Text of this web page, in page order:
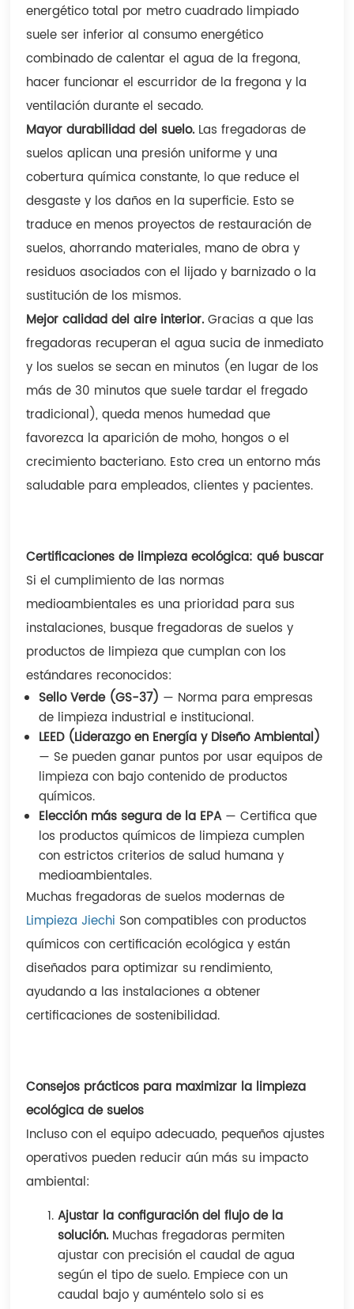
energético total por metro cuadrado limpiado
suele ser inferior al consumo energético
combinado de calentar el agua de la fregona,
hacer funcionar el escurridor de la fregona y la
ventilación durante el secado.
Mayor durabilidad del suelo.Las fregadoras de
suelos aplican una presión uniforme y una
cobertura química constante, lo que reduce el
desgaste y los daños en la superficie. Esto se
traduce en menos proyectos de restauración de
suelos, ahorrando materiales, mano de obra y
residuos asociados con el lijado y barnizado o la
sustitución de los mismos.
Mejor calidad del aire interior.Gracias a que las
fregadoras recuperan el agua sucia de inmediato
y los suelos se secan en minutos (en lugar de los
más de 30 minutos que suele tardar el fregado
tradicional), queda menos humedad que
favorezca la aparición de moho, hongos o el
crecimiento bacteriano. Esto crea un entorno más
saludable para empleados, clientes y pacientes.
Certificaciones de limpieza ecológica: qué buscar
Si el cumplimiento de las normas
medioambientales es una prioridad para sus
instalaciones, busque fregadoras de suelos y
productos de limpieza que cumplan con los
estándares reconocidos:
Sello Verde (GS-37) — Norma para empresas
de limpieza industrial e institucional.
LEED (Liderazgo en Energía y Diseño Ambiental)
— Se pueden ganar puntos por usar equipos de
limpieza con bajo contenido de productos
químicos.
Elección más segura de la EPA— Certifica que
los productos químicos de limpieza cumplen
con estrictos criterios de salud humana y
medioambientales.
Muchas fregadoras de suelos modernas de
Limpieza Jiechi Son compatibles con productos
químicos con certificación ecológica y están
diseñados para optimizar su rendimiento,
ayudando a las instalaciones a obtener
certificaciones de sostenibilidad.
Consejos prácticos para maximizar la limpieza
ecológica de suelos
Incluso con el equipo adecuado, pequeños ajustes
operativos pueden reducir aún más su impacto
ambiental:
Ajustar la configuración del flujo de la
solución.Muchas fregadoras permiten
ajustar con precisión el caudal de agua
según el tipo de suelo. Empiece con un
caudal bajo y auméntelo solo si es